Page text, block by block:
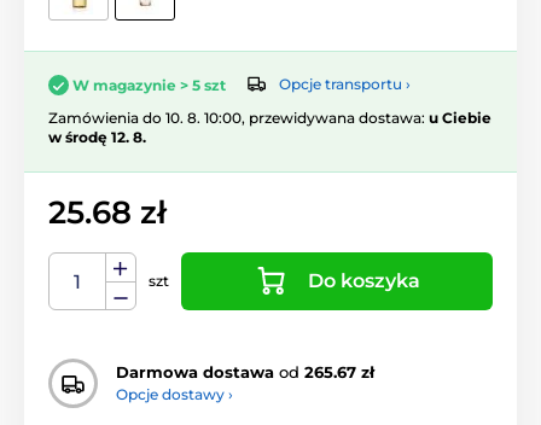
W magazynie > 5 szt
Opcje transportu ›
Zamówienia do 10. 8. 10:00, przewidywana dostawa: u Ciebie
w środę 12. 8.
25.68 zł
szt Do koszyka
Darmowa dostawa od 265.67 zł
Opcje dostawy ›